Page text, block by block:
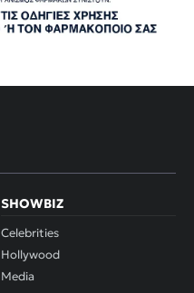
SHOWBIZ
Celebrities
Hollywood
Media